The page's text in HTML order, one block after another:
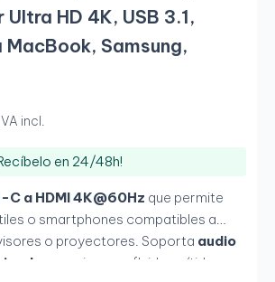
HD 4K, USB 3.1,
MacBook, Samsung,
IVA incl.
en 24/48h!
C a HDMI 4K@60Hz que permite
o smartphones compatibles a
o proyectores. Soporta audio
, con imagen fluida y nítida en